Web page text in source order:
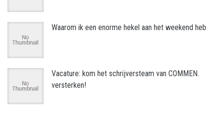
Waarom ik een enorme hekel aan het weekend heb
Vacature: kom het schrijversteam van COMMEN.
versterken!